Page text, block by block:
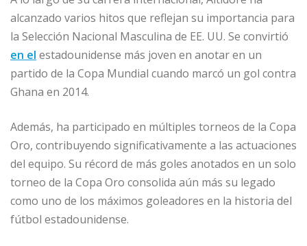
alcanzado varios hitos que reflejan su importancia para
la Selección Nacional Masculina de EE. UU. Se convirtió
en el estadounidense más joven en anotar en un
partido de la Copa Mundial cuando marcó un gol contra
Ghana en 2014.
Además, ha participado en múltiples torneos de la Copa
Oro, contribuyendo significativamente a las actuaciones
del equipo. Su récord de más goles anotados en un solo
torneo de la Copa Oro consolida aún más su legado
como uno de los máximos goleadores en la historia del
fútbol estadounidense.